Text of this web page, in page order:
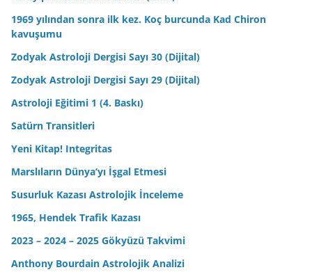
1969 yılından sonra ilk kez. Koç burcunda Kad Chiron
kavuşumu
Zodyak Astroloji Dergisi Sayı 30 (Dijital)
Zodyak Astroloji Dergisi Sayı 29 (Dijital)
Astroloji Eğitimi 1 (4. Baskı)
Satürn Transitleri
Yeni Kitap! Integritas
Marslıların Dünya’yı İşgal Etmesi
Susurluk Kazası Astrolojik İnceleme
1965, Hendek Trafik Kazası
2023 – 2024 – 2025 Gökyüzü Takvimi
Anthony Bourdain Astrolojik Analizi